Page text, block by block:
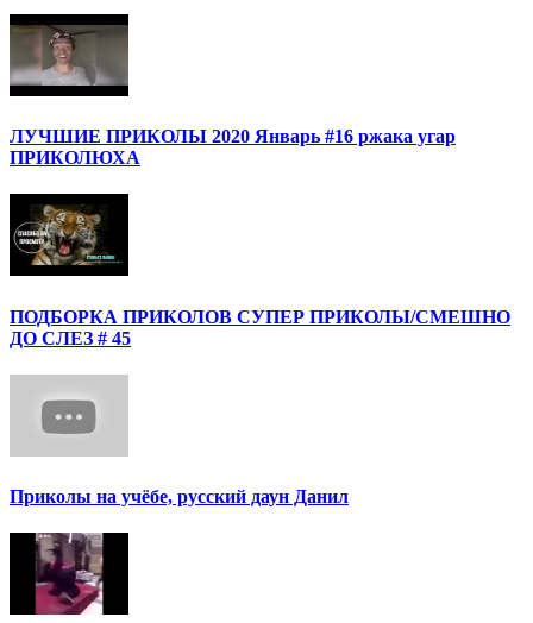
ЛУЧШИЕ ПРИКОЛЫ 2020 Январь #16 ржака угар
ПРИКОЛЮХА
ПОДБОРКА ПРИКОЛОВ СУПЕР ПРИКОЛЫ/СМЕШНО
ДО СЛЕЗ # 45
Приколы на учёбе, русский даун Данил